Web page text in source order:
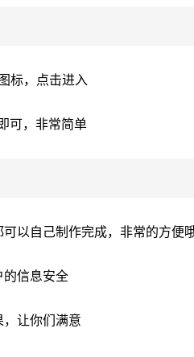
标，点击进入
可，非常简单
以自己制作完成，非常的方便
的信息安全
让你们满意